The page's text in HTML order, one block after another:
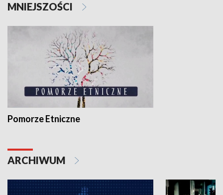
MNIEJSZOŚCI
Pomorze Etniczne
ARCHIWUM